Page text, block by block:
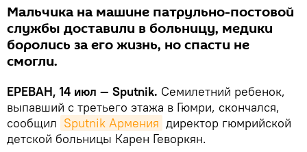
Мальчика на машине патрульно-постовой
службы доставили в больницу, медики
боролись за его жизнь, но спасти не
смогли.
ЕРЕВАН, 14 июл — Sputnik. Семилетний ребенок,
выпавший с третьего этажа в Гюмри, скончался,
сообщил Sputnik Армения директор гюмрийской
детской больницы Карен Геворкян.